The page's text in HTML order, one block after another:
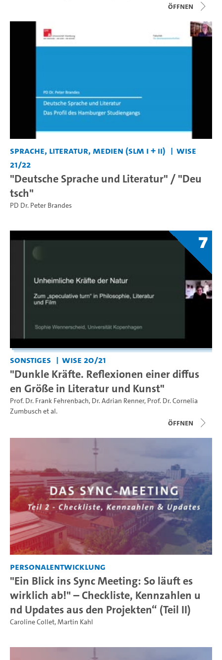
Öffnen
Sprache, Literatur, Medien (SLM I + II)
WiSe
21/22
"Deutsche Sprache und Literatur" / "Deu
tsch"
PD Dr. Peter Brandes
7
Sonstiges WiSe 20/21
"Dunkle Kräfte. Reflexionen einer diffus
en Größe in Literatur und Kunst"
Prof. Dr. Frank Fehrenbach, Dr. Adrian Renner, Prof. Dr. Cornelia
Zumbusch et al.
Öffnen
Personalentwicklung
"Ein Blick ins Sync Meeting: So läuft es
wirklich ab!" – Checkliste, Kennzahlen u
nd Updates aus den Projekten“ (Teil II)
Caroline Collet,Martin Kahl